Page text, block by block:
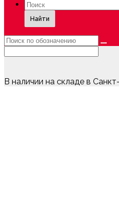
Найти
В наличии на складе в